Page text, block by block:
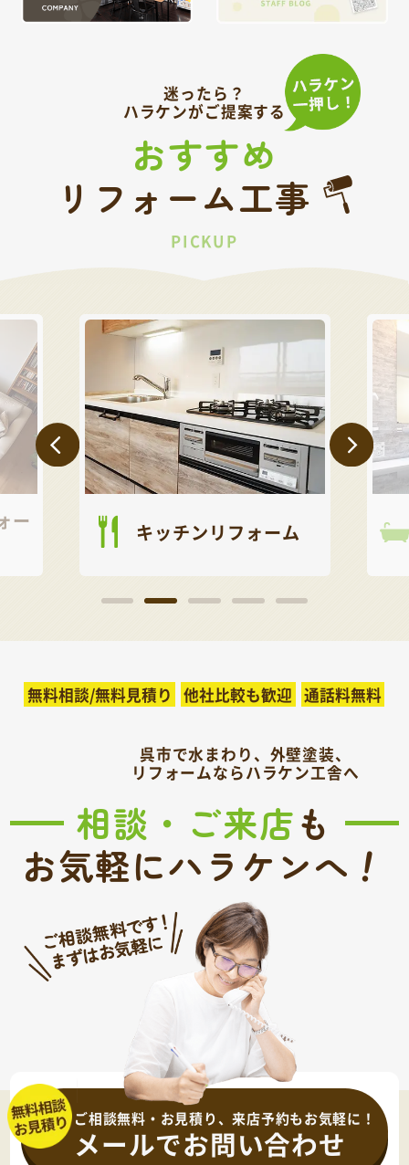
迷ったら？
ハラケンがご提案する
おすすめ
リフォーム工事
PICKUP
ー キッチンリフォーム
無料相談/無料見積り 他社比較も歓迎 通話料無料
呉市で水まわり、外壁塗装、
リフォームならハラケン工舎へ
相談・ご来店も
お気軽にハラケンへ！
ご相談無料・お見積り、来店予約もお気軽に！
メールでお問い合わせ